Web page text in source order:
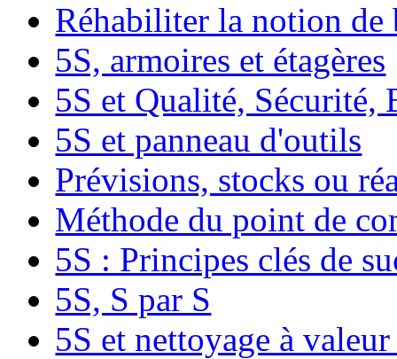
Réhabiliter la notion de
5S, armoires et étagères
5S et Qualité, Sécurité,
5S et panneau d'outils
Prévisions, stocks ou
Méthode du point de
5S : Principes clés de
5S, S par S
5S et nettoyage à